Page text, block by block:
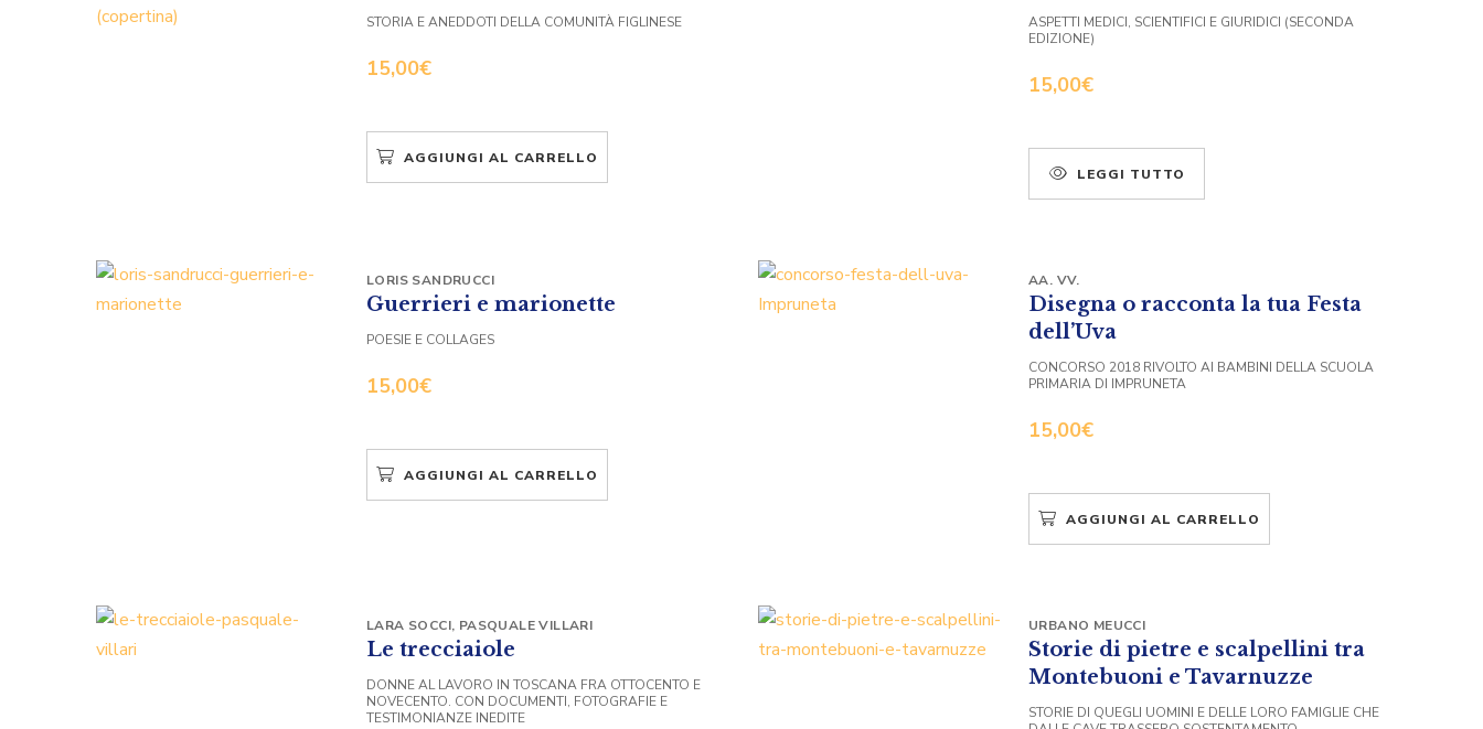
15,00€
STORIA E ANEDDOTI DELLA COMUNITÀ FIGLINESE
AGGIUNGI AL CARRELLO
15,00€
ASPETTI MEDICI, SCIENTIFICI E GIURIDICI (SECONDA
EDIZIONE)
LEGGI TUTTO
Guerrieri e marionette
15,00€
LORIS SANDRUCCI
POESIE E COLLAGES
AGGIUNGI AL CARRELLO
Disegna o racconta la tua Festa
dell’Uva
15,00€
AA. VV.
CONCORSO 2018 RIVOLTO AI BAMBINI DELLA SCUOLA
PRIMARIA DI IMPRUNETA
AGGIUNGI AL CARRELLO
Le trecciaiole
LARA SOCCI, PASQUALE VILLARI
DONNE AL LAVORO IN TOSCANA FRA OTTOCENTO E
NOVECENTO. CON DOCUMENTI, FOTOGRAFIE E
TESTIMONIANZE INEDITE
Storie di pietre e scalpellini tra
Montebuoni e Tavarnuzze
URBANO MEUCCI
STORIE DI QUEGLI UOMINI E DELLE LORO FAMIGLIE CHE